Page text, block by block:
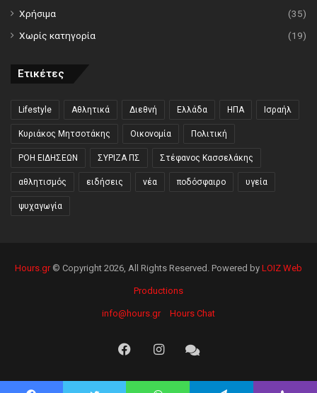
Χρήσιμα
(35)
Χωρίς κατηγορία
(19)
Ετικέτες
Lifestyle Αθλητικά Διεθνή Ελλάδα ΗΠΑ Ισραήλ
Κυριάκος Μητσοτάκης Οικονομία Πολιτική
ΡΟΗ ΕΙΔΗΣΕΩΝ ΣΥΡΙΖΑ ΠΣ Στέφανος Κασσελάκης
αθλητισμός ειδήσεις νέα ποδόσφαιρο υγεία
ψυχαγωγία
Hours.gr© Copyright 2026, All Rights Reserved. Powered by LOIZ Web
Productions
info@hours.gr Hours Chat
FacebookInstagramHours
Chat